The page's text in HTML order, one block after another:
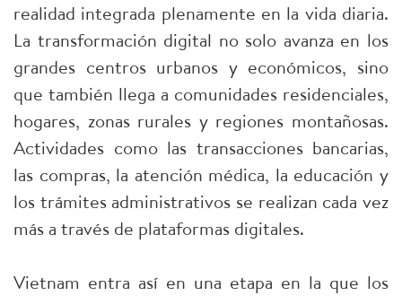
realidad integrada plenamente en la vida diaria.
La transformación digital no solo avanza en los
grandes centros urbanos y económicos, sino
que también llega a comunidades residenciales,
hogares, zonas rurales y regiones montañosas.
Actividades como las transacciones bancarias,
las compras, la atención médica, la educación y
los trámites administrativos se realizan cada vez
más a través de plataformas digitales.
Vietnam entra así en una etapa en la que los